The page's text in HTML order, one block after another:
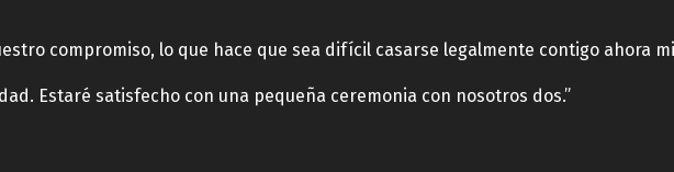
compromiso, lo que hace que sea difícil casarse legalmente contigo ahora
Estaré satisfecho con una pequeña ceremonia con nosotros dos.”